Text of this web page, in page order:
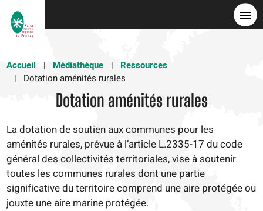
Accueil
Médiathèque
Ressources
Dotation aménités rurales
Dotation aménités rurales
La dotation de soutien aux communes pour les
aménités rurales, prévue à l’article L.2335-17 du code
général des collectivités territoriales, vise à soutenir
toutes les communes rurales dont une partie
significative du territoire comprend une aire protégée ou
jouxte une aire marine protégée.